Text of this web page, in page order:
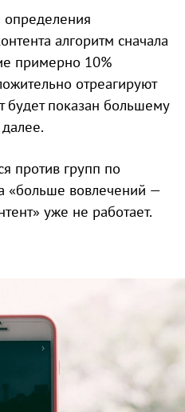
определения
алгоритм сначала
примерно 10%
отреагируют
будет показан большему
против групп по
«больше вовлечений —
уже не работает.